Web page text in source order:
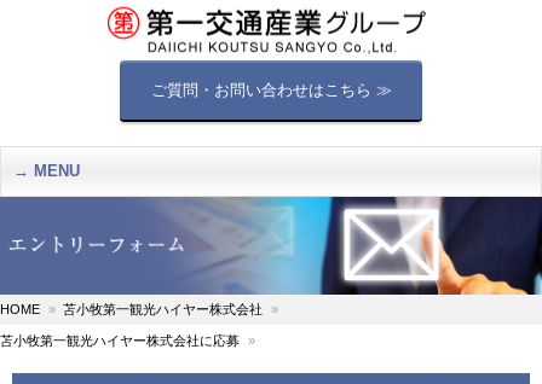
ご質問・お問い合わせはこちら ≫
MENU
HOME 苫小牧第一観光ハイヤー株式会社
苫小牧第一観光ハイヤー株式会社に応募